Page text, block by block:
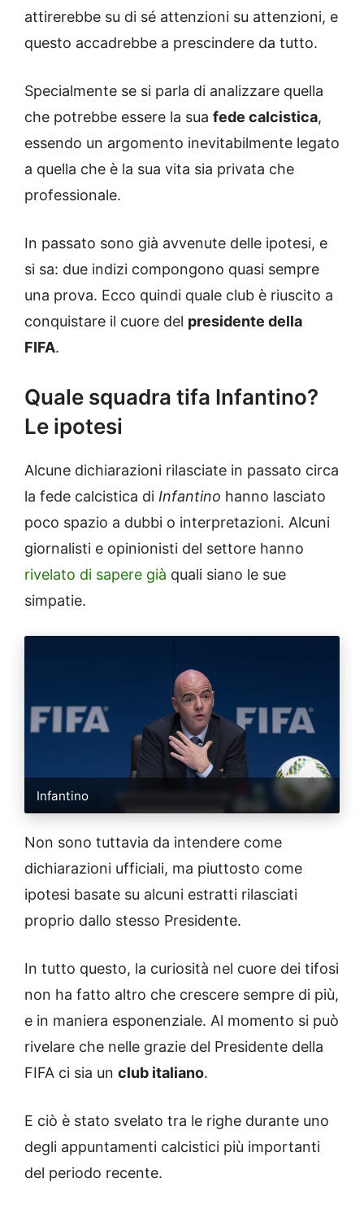
attirerebbe su di sé attenzioni su attenzioni, e
questo accadrebbe a prescindere da tutto.
Specialmente se si parla di analizzare quella
che potrebbe essere la sua fede calcistica,
essendo un argomento inevitabilmente legato
a quella che è la sua vita sia privata che
professionale.
In passato sono già avvenute delle ipotesi, e
si sa: due indizi compongono quasi sempre
una prova. Ecco quindi quale club è riuscito a
conquistare il cuore del presidente della
FIFA.
Quale squadra tifa Infantino?
Le ipotesi
Alcune dichiarazioni rilasciate in passato circa
la fede calcistica di Infantino hanno lasciato
poco spazio a dubbi o interpretazioni. Alcuni
giornalisti e opinionisti del settore hanno
rivelato di sapere già quali siano le sue
simpatie.
Infantino
Non sono tuttavia da intendere come
dichiarazioni ufficiali, ma piuttosto come
ipotesi basate su alcuni estratti rilasciati
proprio dallo stesso Presidente.
In tutto questo, la curiosità nel cuore dei tifosi
non ha fatto altro che crescere sempre di più,
e in maniera esponenziale. Al momento si può
rivelare che nelle grazie del Presidente della
FIFA ci sia un club italiano.
E ciò è stato svelato tra le righe durante uno
degli appuntamenti calcistici più importanti
del periodo recente.